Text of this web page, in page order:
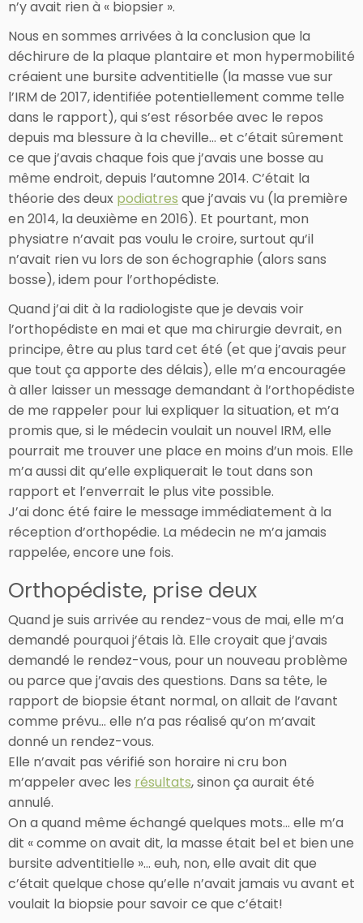
n’y avait rien à « biopsier ».
Nous en sommes arrivées à la conclusion que la
déchirure de la plaque plantaire et mon hypermobilité
créaient une bursite adventitielle (la masse vue sur
l’IRM de 2017, identifiée potentiellement comme telle
dans le rapport), qui s’est résorbée avec le repos
depuis ma blessure à la cheville… et c’était sûrement
ce que j’avais chaque fois que j’avais une bosse au
même endroit, depuis l’automne 2014. C’était la
théorie des deux podiatres que j’avais vu (la première
en 2014, la deuxième en 2016). Et pourtant, mon
physiatre n’avait pas voulu le croire, surtout qu’il
n’avait rien vu lors de son échographie (alors sans
bosse), idem pour l’orthopédiste.
Quand j’ai dit à la radiologiste que je devais voir
l’orthopédiste en mai et que ma chirurgie devrait, en
principe, être au plus tard cet été (et que j’avais peur
que tout ça apporte des délais), elle m’a encouragée
à aller laisser un message demandant à l’orthopédiste
de me rappeler pour lui expliquer la situation, et m’a
promis que, si le médecin voulait un nouvel IRM, elle
pourrait me trouver une place en moins d’un mois. Elle
m’a aussi dit qu’elle expliquerait le tout dans son
rapport et l’enverrait le plus vite possible.
J’ai donc été faire le message immédiatement à la
réception d’orthopédie. La médecin ne m’a jamais
rappelée, encore une fois.
Orthopédiste, prise deux
Quand je suis arrivée au rendez-vous de mai, elle m’a
demandé pourquoi j’étais là. Elle croyait que j’avais
demandé le rendez-vous, pour un nouveau problème
ou parce que j’avais des questions. Dans sa tête, le
rapport de biopsie étant normal, on allait de l’avant
comme prévu… elle n’a pas réalisé qu’on m’avait
donné un rendez-vous.
Elle n’avait pas vérifié son horaire ni cru bon
m’appeler avec les résultats, sinon ça aurait été
annulé.
On a quand même échangé quelques mots… elle m’a
dit « comme on avait dit, la masse était bel et bien une
bursite adventitielle »… euh, non, elle avait dit que
c’était quelque chose qu’elle n’avait jamais vu avant et
voulait la biopsie pour savoir ce que c’était!